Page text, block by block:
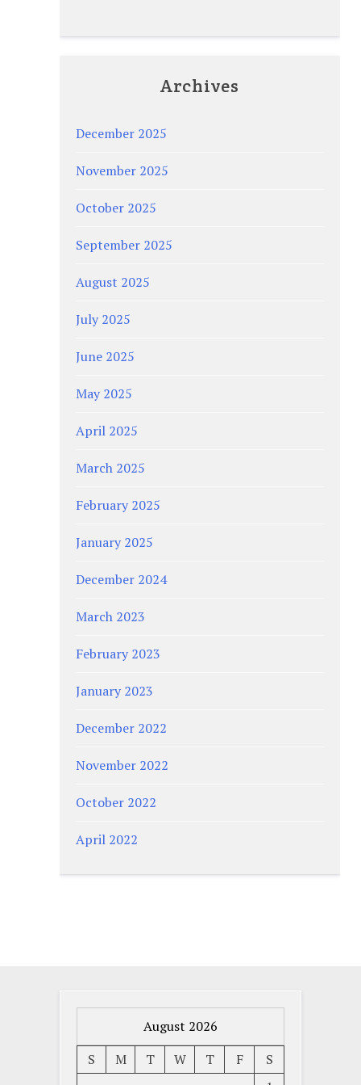
Archives
December 2025
November 2025
October 2025
September 2025
August 2025
July 2025
June 2025
May 2025
April 2025
March 2025
February 2025
January 2025
December 2024
March 2023
February 2023
January 2023
December 2022
November 2022
October 2022
April 2022
August 2026
S
M T W T F
S